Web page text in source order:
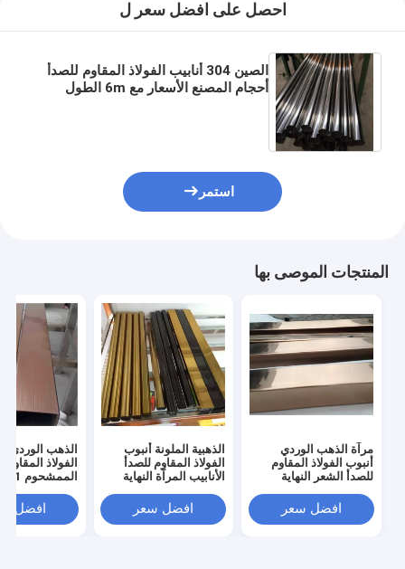
احصل على افضل سعر ل
الصين 304 أنابيب الفولاذ المقاوم للصدأ
أحجام المصنع الأسعار مع 6m الطول
استمر
المنتجات الموصى بها
مرآة الذهب الوردي
أنبوب الفولاذ المقاوم
للصدأ الشعر النهاية
افضل سعر
الذهبية الملونة أنبوب
الفولاذ المقاوم للصدأ
الأنابيب المرآة النهاية
السقفافضل سعر
الذهب الوردي
الفولاذ المقاوم
افضل